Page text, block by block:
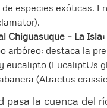
especies exóticas.
Chiguasuque – La Isla:
arbóreo; destaca la
eucalipto (EucaliptUs
(Atractus
pasa la cuenca del